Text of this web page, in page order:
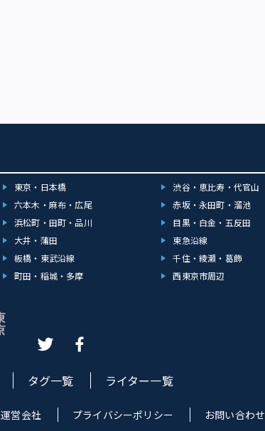
東京・日本橋 渋谷・恵比寿・代官山
六本木・麻布・広尾 赤坂・永田町・溜池
浜松町・田町・品川 目黒・白金・五反田
大井・蒲田 東急沿線
板橋・東武沿線 千住・綾瀬・葛飾
町田・稲城・多摩 西東京市周辺
タグ一覧 ライター一覧
運営会社 プライバシーポリシー お問い合わせ